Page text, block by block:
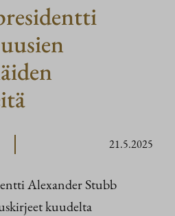
21.5.2025
Alexander Stubb
kuudelta